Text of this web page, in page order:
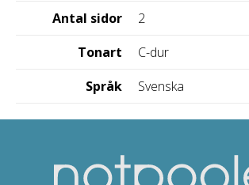
Antal sidor
2
Tonart
C-dur
Språk
Svenska